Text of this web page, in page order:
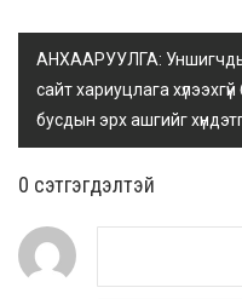
АНХААРУУЛГА:
сайт хариуцлага
бусдын эрх ашгийг
0 cэтгэгдэлтэй